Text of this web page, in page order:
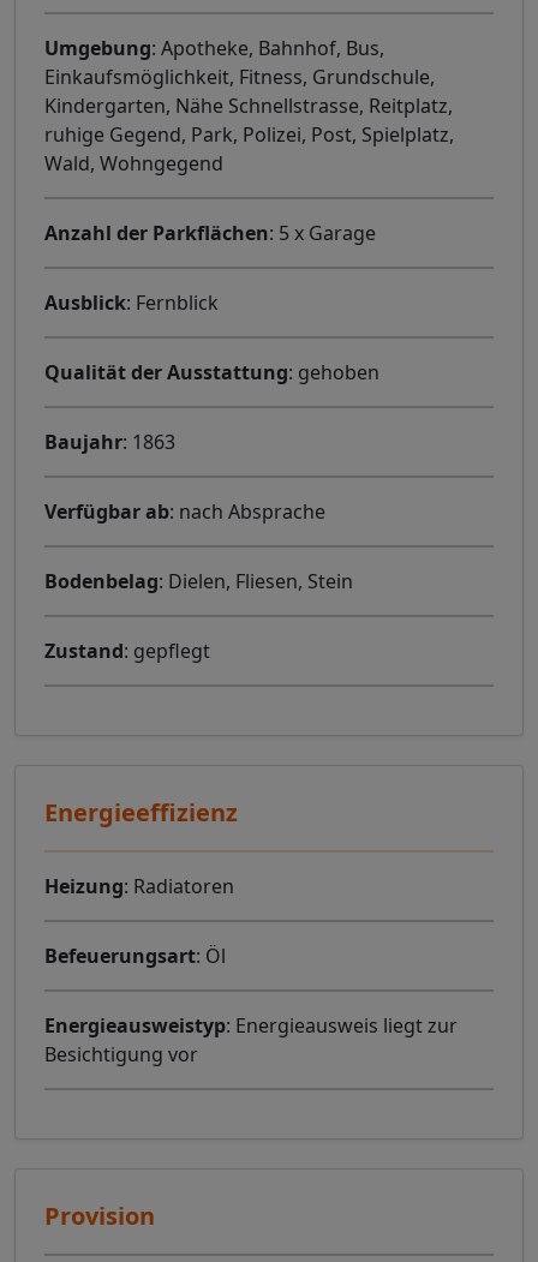
Umgebung: Apotheke, Bahnhof, Bus,
Einkaufsmöglichkeit, Fitness, Grundschule,
Kindergarten, Nähe Schnellstrasse, Reitplatz,
ruhige Gegend, Park, Polizei, Post, Spielplatz,
Wald, Wohngegend
Anzahl der Parkflächen: 5 x Garage
Ausblick: Fernblick
Qualität der Ausstattung: gehoben
Baujahr: 1863
Verfügbar ab: nach Absprache
Bodenbelag: Dielen, Fliesen, Stein
Zustand: gepflegt
Energieeffizienz
Heizung: Radiatoren
Befeuerungsart: Öl
Energieausweistyp: Energieausweis liegt zur
Besichtigung vor
Provision